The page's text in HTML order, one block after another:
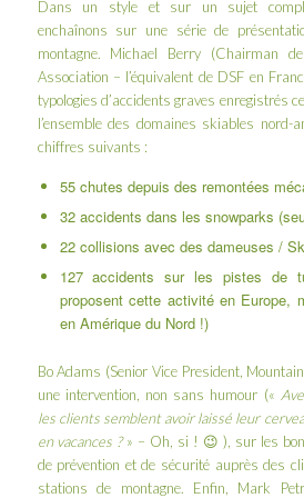
Dans un style et sur un sujet
enchaînons sur une série de
montagne. Michael Berry (Chairman
Association – l’équivalent de DSF en
typologies d’accidents graves enregistrés
l’ensemble des domaines skiables nord-
chiffres suivants :
55 chutes depuis des remontées
32 accidents dans les snowparks
22 collisions avec des dameuses /
127 accidents sur les pistes de
proposent cette activité en Europe,
en Amérique du Nord !)
Bo Adams (Senior Vice President,
une intervention, non sans humour («
les clients semblent avoir laissé leur
en vacances ?» – Oh, si ! 😉 ), sur les
de prévention et de sécurité auprès des
stations de montagne. Enfin, Mark